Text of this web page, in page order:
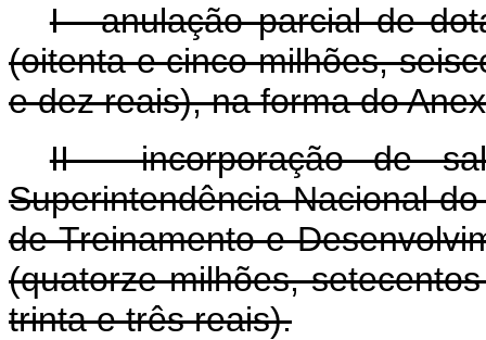
I - anulação parcial de
(oitenta e cinco milhões,
e dez reais), na forma do
II - incorporação de
Superintendência Nacional
de Treinamento e
(quatorze milhões,
trinta e três reais).